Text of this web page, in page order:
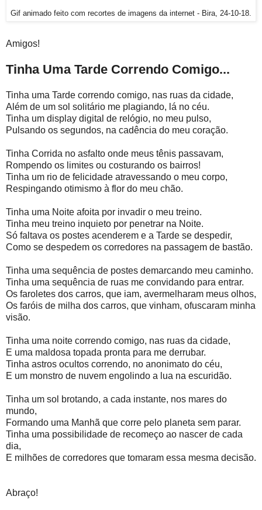
Gif animado feito com recortes de imagens da internet - Bira, 24-10-18.
Amigos!
Tinha Uma Tarde Correndo Comigo...
Tinha uma Tarde correndo comigo, nas ruas da cidade,
Além de um sol solitário me plagiando, lá no céu.
Tinha um display digital de relógio, no meu pulso,
Pulsando os segundos, na cadência do meu coração.
Tinha Corrida no asfalto onde meus tênis passavam,
Rompendo os limites ou costurando os bairros!
Tinha um rio de felicidade atravessando o meu corpo,
Respingando otimismo à flor do meu chão.
Tinha uma Noite afoita por invadir o meu treino.
Tinha meu treino inquieto por penetrar na Noite.
Só faltava os postes acenderem e a Tarde se despedir,
Como se despedem os corredores na passagem de bastão.
Tinha uma sequência de postes demarcando meu caminho.
Tinha uma sequência de ruas me convidando para entrar.
Os faroletes dos carros, que iam, avermelharam meus olhos,
Os faróis de milha dos carros, que vinham, ofuscaram minha
visão.
Tinha uma noite correndo comigo, nas ruas da cidade,
E uma maldosa topada pronta para me derrubar.
Tinha astros ocultos correndo, no anonimato do céu,
E um monstro de nuvem engolindo a lua na escuridão.
Tinha um sol brotando, a cada instante, nos mares do
mundo,
Formando uma Manhã que corre pelo planeta sem parar.
Tinha uma possibilidade de recomeço ao nascer de cada
dia,
E milhões de corredores que tomaram essa mesma decisão.
Abraço!